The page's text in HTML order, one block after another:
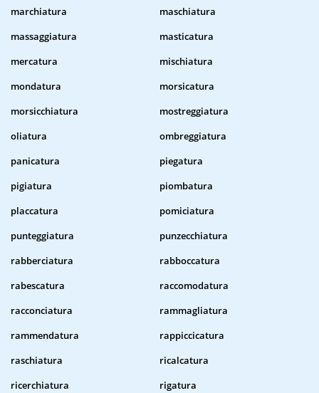
marchiatura
maschiatura
massaggiatura
masticatura
mercatura
mischiatura
mondatura
morsicatura
morsicchiatura
mostreggiatura
oliatura
ombreggiatura
panicatura
piegatura
pigiatura
piombatura
placcatura
pomiciatura
punteggiatura
punzecchiatura
rabberciatura
rabboccatura
rabescatura
raccomodatura
racconciatura
rammagliatura
rammendatura
rappiccicatura
raschiatura
ricalcatura
ricerchiatura
rigatura